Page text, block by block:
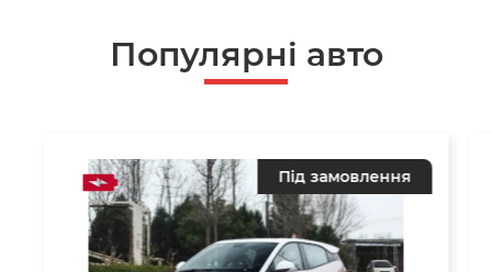
Популярнi авто
Під замовлення